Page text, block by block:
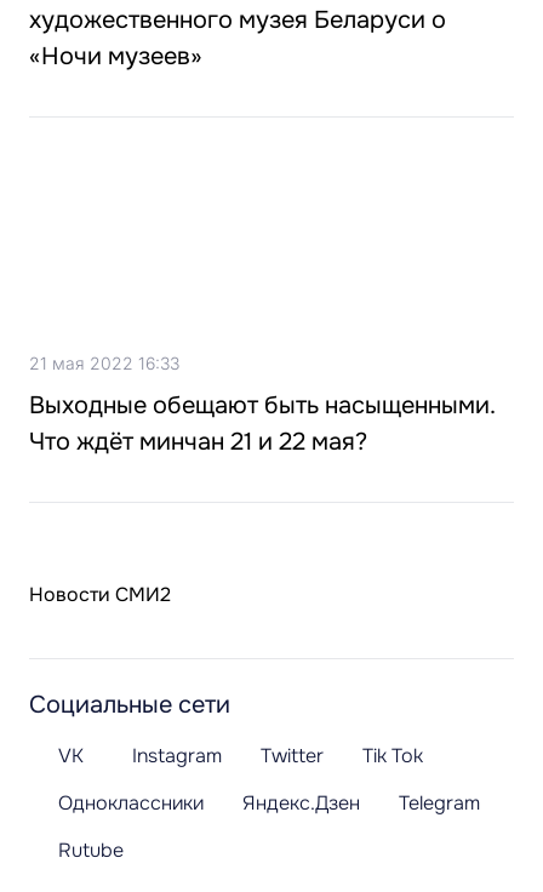
художественного музея Беларуси о
«Ночи музеев»
21 мая 2022 16:33
Выходные обещают быть насыщенными.
Что ждёт минчан 21 и 22 мая?
Новости СМИ2
Социальные сети
VK Instagram Twitter
Tik Tok
Одноклассники
Яндекс.Дзен
Telegram
Rutube